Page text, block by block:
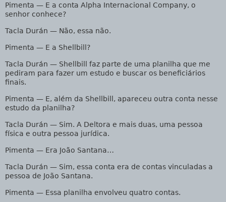
Pimenta — E a conta Alpha Internacional Company, o
senhor conhece?
Tacla Durán — Não, essa não.
Pimenta — E a Shellbill?
Tacla Durán — Shellbill faz parte de uma planilha que me
pediram para fazer um estudo e buscar os beneficiários
finais.
Pimenta — E, além da Shellbill, apareceu outra conta nesse
estudo da planilha?
Tacla Durán — Sim. A Deltora e mais duas, uma pessoa
física e outra pessoa jurídica.
Pimenta — Era João Santana…
Tacla Durán — Sim, essa conta era de contas vinculadas a
pessoa de João Santana.
Pimenta — Essa planilha envolveu quatro contas.